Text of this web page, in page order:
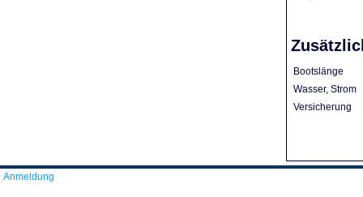
Bootslänge
Wasser, Strom
Versicherung
Anmeldung